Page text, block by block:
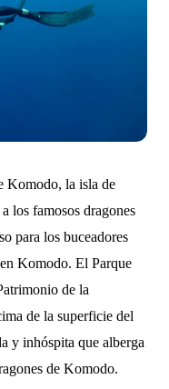
Komodo, la isla de
los famosos dragones
para los buceadores
Komodo. El Parque
de la
de la superficie del
y inhóspita que alberga
de Komodo.